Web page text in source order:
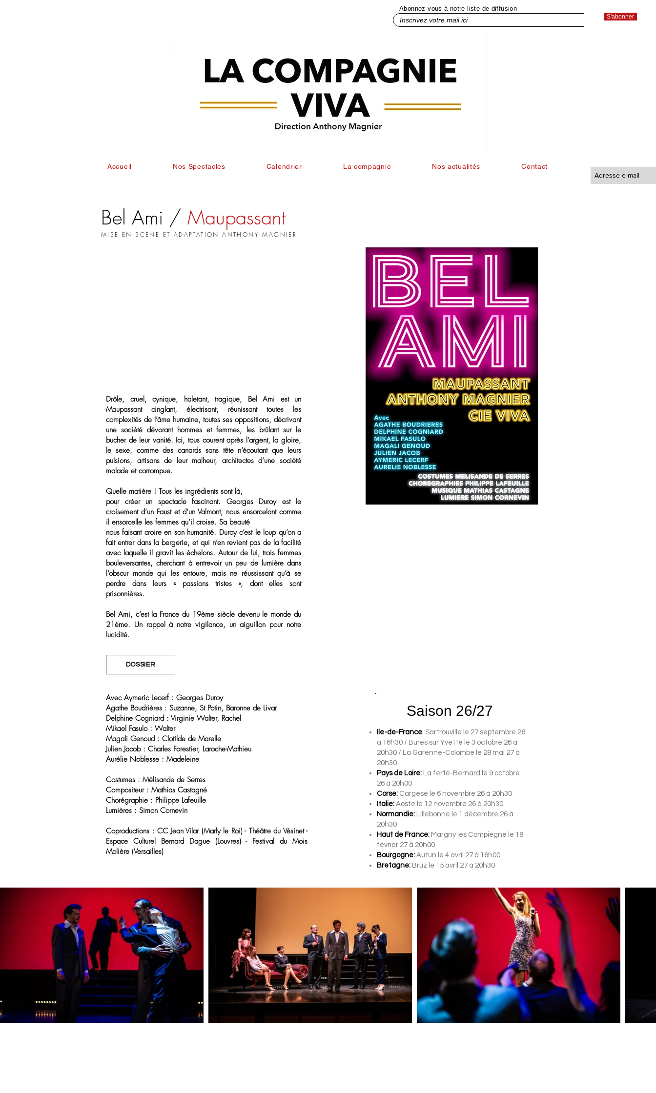
Abonnez-vous à notre liste de diffusion
Inscrivez votre mail ici
S'abonner
Accueil Nos Spectacles Calendrier La compagnie Nos actualités Contact
Bel Ami / Maupassant
MISE EN SCENE ET ADAPTATION ANTHONY MAGNIER
Drôle, cruel, cynique, haletant, tragique, Bel Ami est un
Maupassant cinglant, électrisant, réunissant toutes les
complexités de l’âme humaine, toutes ses oppositions, décrivant
une société dévorant hommes et femmes, les brûlant sur le
bucher de leur vanité. Ici, tous courent après l’argent, la gloire,
le sexe, comme des canards sans tête n’écoutant que leurs
pulsions, artisans de leur malheur, architectes d’une société
malade et corrompue.
Quelle matière ! Tous les ingrédients sont là,
pour créer un spectacle fascinant. Georges Duroy est le
croisement d’un Faust et d’un Valmont, nous ensorcelant comme
il ensorcelle les femmes qu’il croise. Sa beauté
nous faisant croire en son humanité. Duroy c’est le loup qu’on a
fait entrer dans la bergerie, et qui n’en revient pas de la facilité
avec laquelle il gravit les échelons.Autour de lui, trois femmes
bouleversantes, cherchant à entrevoir un peu de lumière dans
l’obscur monde qui les entoure, mais ne réussissant qu’à se
perdre dans leurs « passions tristes », dont elles sont
prisonnières.
Bel Ami, c’est la France du 19ème siècle devenu le monde du
21ème. Un rappel à notre vigilance, un aiguillon pour notre
lucidité.
DOSSIER
Avec Aymeric Lecerf : Georges Duroy
Agathe Boudrières : Suzanne, St Potin, Baronne de Livar
Delphine Cogniard : Virginie Walter, Rachel
Mikael Fasulo : Walter
Magali Genoud : Clotilde de Marelle
Julien Jacob : Charles Forestier, Laroche-Mathieu
Aurélie Noblesse : Madeleine
Costumes : Mélisande de Serres
Compositeur : Mathias Castagné
Chorégraphie : Philippe Lafeuille
Lumières : Simon Cornevin
Coproductions : CC Jean Vilar (Marly le Roi) - Théâtre du Vésinet -
Espace Culturel Bernard Dague (Louvres) - Festival du Mois
Molière (Versailles)
Saison 26/27
Ile-de-France: Sartrouville le 27 septembre 26
à 16h30 / Bures sur Yvette le 3 octobre 26 à
20h30 / La Garenne-Colombe le 28 mai 27 à
20h30
Pays de Loire: La ferté-Bernard le 9 octobre
26 à 20h00
Corse: Cargèse le 6 novembre 26 à 20h30
Italie: Aoste le 12 novembre 26 à 20h30
Normandie: Lillebonne le 1 décembre 26 à
20h30
Haut de France: Margny lès Compiègne le 18
février 27 à 20h00
Bourgogne: Autun le 4 avril 27 à 16h00
Bretagne: Bruz le 15 avril 27 à 20h30